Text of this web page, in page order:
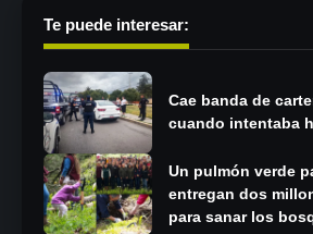
Te puede interesar:
Cae banda de
cuando intentaba
Un pulmón verde
entregan dos
para sanar los